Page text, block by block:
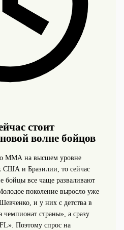
стоит
волне бойцов
ММА на высшем уровне
США и Бразилии, то сейчас
бойцы все чаще разваливают
поколение выросло уже
и у них с детства в
чемпионат страны», а сразу
Поэтому спрос на